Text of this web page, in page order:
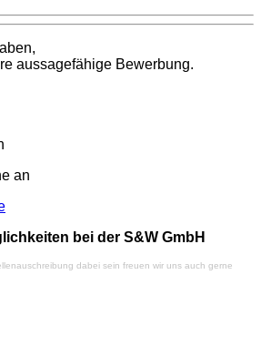
aussagefähige Bewerbung.
an
bei der S&W GmbH
dabei sein freuen wir uns auch gerne